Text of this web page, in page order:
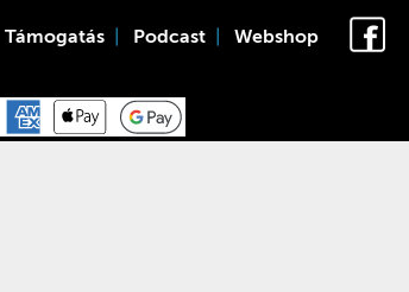
Támogatás Podcast Webshop